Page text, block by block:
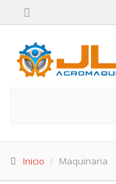
Inicio Maquinaria